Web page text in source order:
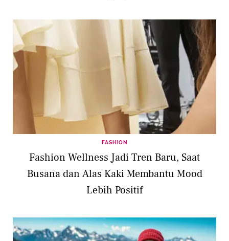
FASHION
Fashion Wellness Jadi Tren Baru, Saat
Busana dan Alas Kaki Membantu Mood
Lebih Positif